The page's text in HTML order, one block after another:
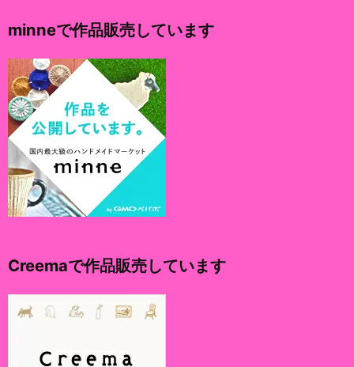
ブ
minneで作品販売しています
Creemaで作品販売しています